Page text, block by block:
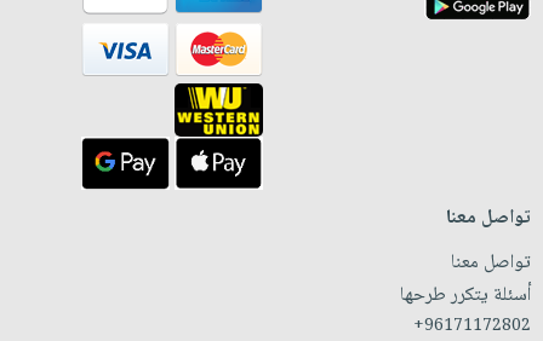
تواصل معنا
تواصل معنا
أسئلة يتكرر طرحها
+96171172802